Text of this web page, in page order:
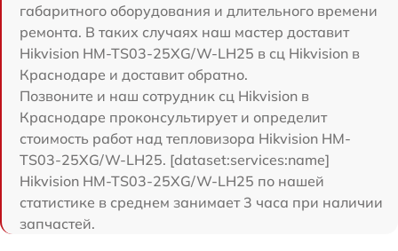
габаритного оборудования и длительного времени
ремонта. В таких случаях наш мастер доставит
Hikvision HM-TS03-25XG/W-LH25 в сц Hikvision в
Краснодаре и доставит обратно.
Позвоните и наш сотрудник сц Hikvision в
Краснодаре проконсультирует и определит
стоимость работ над тепловизора Hikvision HM-
TS03-25XG/W-LH25. [dataset:services:name]
Hikvision HM-TS03-25XG/W-LH25 по нашей
статистике в среднем занимает 3 часа при наличии
запчастей.